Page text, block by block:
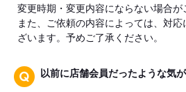
変更時期・変更内容にならない場合が
また、ご依頼の内容によっては、対
ざいます。予めご了承ください。
以前に店舗会員だったような気が